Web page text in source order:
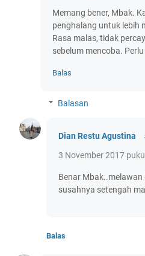
Memang bener, Mbak.
penghalang untuk lebih
Rasa malas, tidak
sebelum mencoba.
Balas
Balasan
Dian Restu Agustina
3 November 2017
Benar
susahnya setengah
Balas